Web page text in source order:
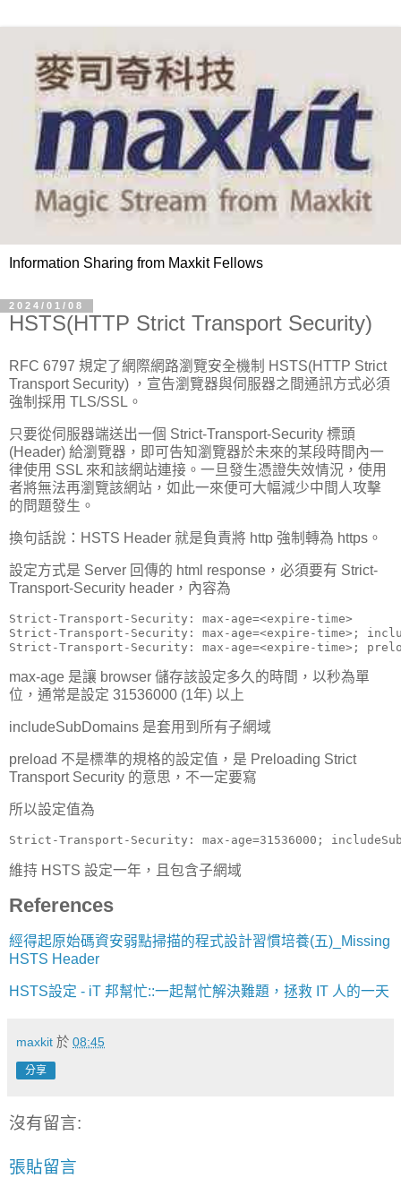
Information Sharing from Maxkit Fellows
2024/01/08
HSTS(HTTP Strict Transport Security)
RFC 6797 規定了網際網路瀏覽安全機制 HSTS(HTTP Strict
Transport Security) ，宣告瀏覽器與伺服器之間通訊方式必須
強制採用 TLS/SSL。
只要從伺服器端送出一個 Strict-Transport-Security 標頭
(Header) 給瀏覽器，即可告知瀏覽器於未來的某段時間內一
律使用 SSL 來和該網站連接。一旦發生憑證失效情況，使用
者將無法再瀏覽該網站，如此一來便可大幅減少中間人攻擊
的問題發生。
換句話說：HSTS Header 就是負責將 http 強制轉為 https。
設定方式是 Server 回傳的 html response，必須要有 Strict-
Transport-Security header，內容為
Strict-Transport-Security: max-age=<expire-time>
Strict-Transport-Security: max-age=<expire-time>;
Strict-Transport-Security: max-age=<expire-time>;
max-age 是讓 browser 儲存該設定多久的時間，以秒為單
位，通常是設定 31536000 (1年) 以上
includeSubDomains 是套用到所有子網域
preload 不是標準的規格的設定值，是 Preloading Strict
Transport Security 的意思，不一定要寫
所以設定值為
Strict-Transport-Security: max-age=31536000;
維持 HSTS 設定一年，且包含子網域
References
經得起原始碼資安弱點掃描的程式設計習慣培養(五)_Missing
HSTS Header
HSTS設定 - iT 邦幫忙::一起幫忙解決難題，拯救 IT 人的一天
maxkit 於 08:45
分享
沒有留言:
張貼留言